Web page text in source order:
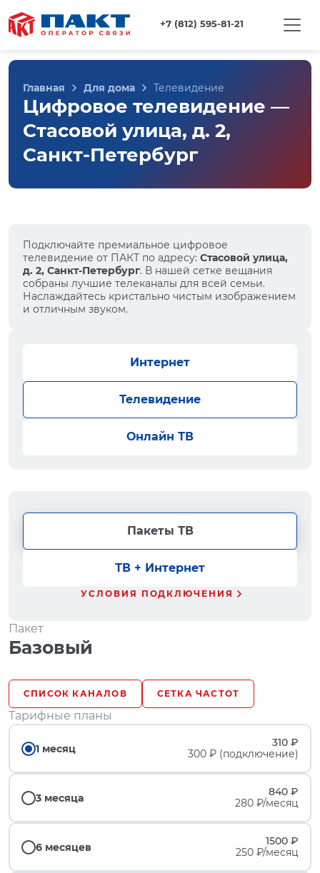
+7 (812) 595-81-21
Главная Для дома Телевидение
Цифровое телевидение —
Стасовой улица, д. 2,
Санкт-Петербург
Подключайте премиальное цифровое
телевидение от ПАКТ по адресу: Стасовой улица,
д. 2, Санкт-Петербург. В нашей сетке вещания
собраны лучшие телеканалы для всей семьи.
Наслаждайтесь кристально чистым изображением
и отличным звуком.
Интернет
Телевидение
Онлайн ТВ
Пакеты ТВ
ТВ + Интернет
УСЛОВИЯ ПОДКЛЮЧЕНИЯ
Пакет
Базовый
СПИСОК КАНАЛОВ СЕТКА ЧАСТОТ
Тарифные планы
1 месяц
310 ₽
300 ₽ (подключение)
3 месяца
840 ₽
280 ₽/месяц
6 месяцев
1500 ₽
250 ₽/месяц